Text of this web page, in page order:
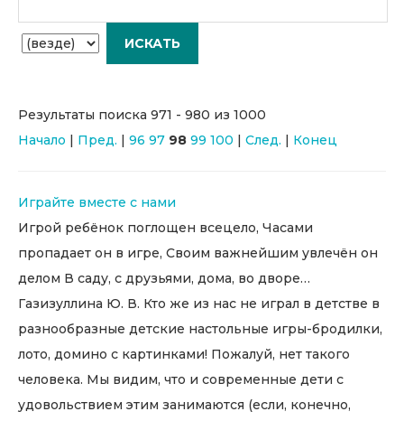
Результаты поиска 971 - 980 из 1000
Начало | Пред. | 96 97 98 99 100 | След. | Конец
Играйте вместе с нами
Игрой ребёнок поглощен всецело, Часами
пропадает он в игре, Своим важнейшим увлечён он
делом В саду, с друзьями, дома, во дворе…
Газизуллина Ю. В. Кто же из нас не играл в детстве в
разнообразные детские настольные игры-бродилки,
лото, домино с картинками! Пожалуй, нет такого
человека. Мы видим, что и современные дети с
удовольствием этим занимаются (если, конечно,